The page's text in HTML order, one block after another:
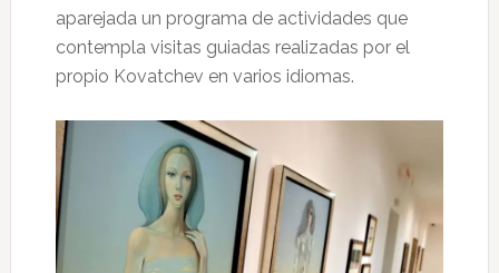
aparejada un programa de actividades que
contempla visitas guiadas realizadas por el
propio Kovatchev en varios idiomas.